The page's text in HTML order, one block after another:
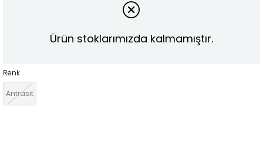
Ürün stoklarımızda kalmamıştır.
Renk
Antrasit